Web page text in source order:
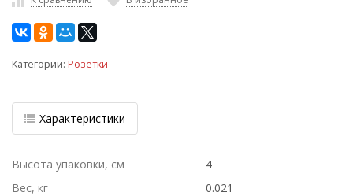
Категории: Розетки
Характеристики
Высота упаковки, см
4
Вес, кг
0.021